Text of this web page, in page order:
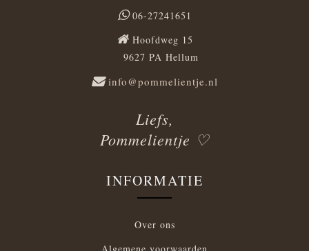
06-27241651
Hoofdweg 15
9627 PA Hellum
info@pommelientje.nl
Liefs,
Pommelientje ♡
INFORMATIE
Over ons